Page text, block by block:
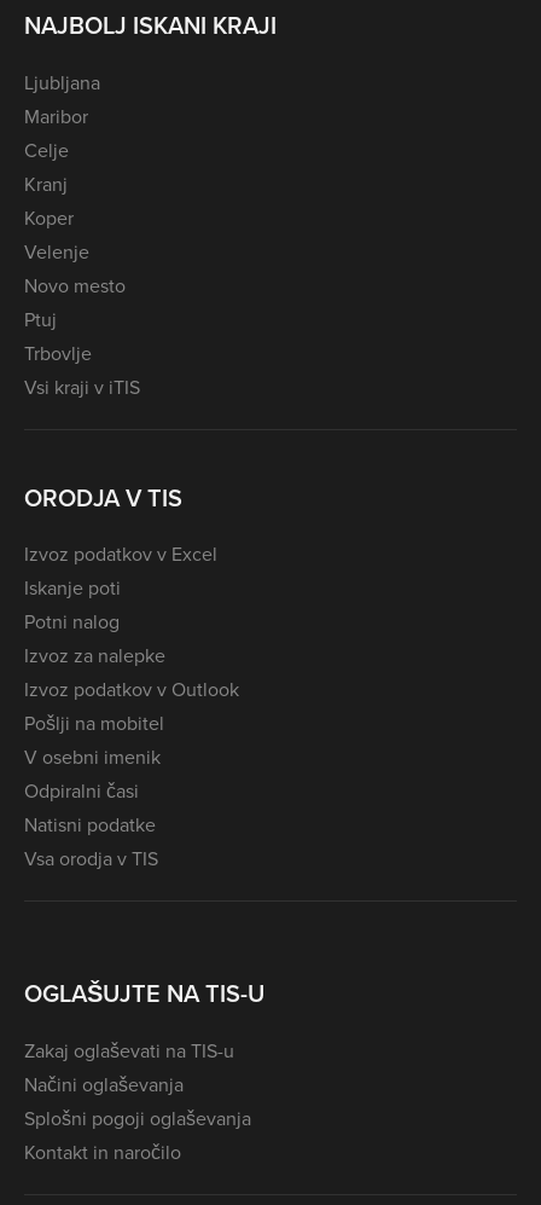
NAJBOLJ ISKANI KRAJI
Ljubljana
Maribor
Celje
Kranj
Koper
Velenje
Novo mesto
Ptuj
Trbovlje
Vsi kraji v iTIS
ORODJA V TIS
Izvoz podatkov v Excel
Iskanje poti
Potni nalog
Izvoz za nalepke
Izvoz podatkov v Outlook
Pošlji na mobitel
V osebni imenik
Odpiralni časi
Natisni podatke
Vsa orodja v TIS
OGLAŠUJTE NA TIS-U
Zakaj oglaševati na TIS-u
Načini oglaševanja
Splošni pogoji oglaševanja
Kontakt in naročilo